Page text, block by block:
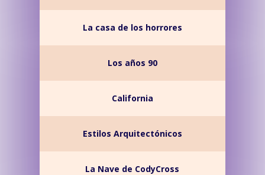
La casa de los horrores
Los años 90
California
Estilos Arquitectónicos
La Nave de CodyCross